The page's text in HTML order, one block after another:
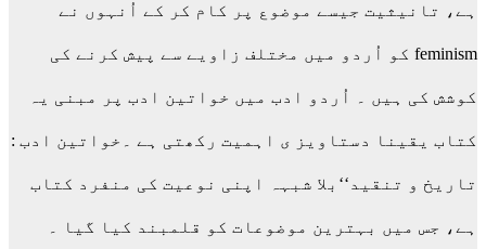
ہے، تانیثیت جیسے موضوع پر کام کر کے اُنہوں نے
feminism کو اُردو میں مختلف زاویے سے پیش کرنے کی
کوشش کی ہیں ۔ اُردو ادب میں خواتین ادب پر مبنی یہ
کتاب یقینا دستاویز ی اہمیت رکھتی ہے ۔خواتین ادب :
تاریخ و تنقید‘‘بلا شبہہ اپنی نوعیت کی منفرد کتاب
ہے، جس میں بہترین موضوعات کو قلمبند کیا گیا ۔